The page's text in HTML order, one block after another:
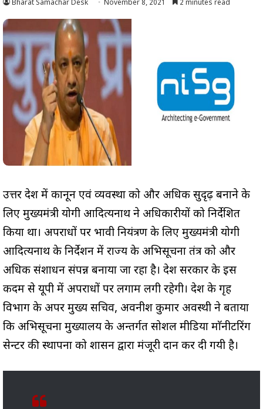
Bharat Samachar Desk November 8, 2021 2 minutes read
उत्तर प्रदेश में कानून एवं व्यवस्था को और अधिक सुदृढ़ बनाने के
लिए मुख्यमंत्री योगी आदित्यनाथ ने अधिकारीयों को निर्देशित
किया था। अपराधों पर प्रभावी नियंत्रण के लिए मुख्यमंत्री योगी
आदित्यनाथ के निर्देशन में राज्य के अभिसूचना तंत्र को और
अधिक संशाधन संपन्न बनाया जा रहा है। प्रदेश सरकार के इस
कदम से यूपी में अपराधों पर लगाम लगी रहेगी। प्रदेश के गृह
विभाग के अपर मुख्य सचिव, अवनीश कुमार अवस्थी ने बताया
कि अभिसूचना मुख्यालय के अन्तर्गत सोशल मीडिया माॅनीटरिंग
सेन्टर की स्थापना को शासन द्वारा मंजूरी प्रदान कर दी गयी है।